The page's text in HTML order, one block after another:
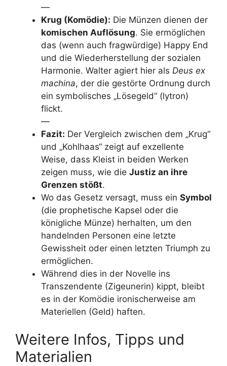
—
Krug (Komödie): Die Münzen dienen der
komischen Auflösung. Sie ermöglichen
das (wenn auch fragwürdige) Happy End
und die Wiederherstellung der sozialen
Harmonie. Walter agiert hier als Deus ex
machina, der die gestörte Ordnung durch
ein symbolisches „Lösegeld“ (lytron)
flickt.
—
Fazit: Der Vergleich zwischen dem „Krug“
und „Kohlhaas“ zeigt auf exzellente
Weise, dass Kleist in beiden Werken
zeigen muss, wie die Justiz an ihre
Grenzen stößt.
Wo das Gesetz versagt, muss ein Symbol
(die prophetische Kapsel oder die
königliche Münze) herhalten, um den
handelnden Personen eine letzte
Gewissheit oder einen letzten Triumph zu
ermöglichen.
Während dies in der Novelle ins
Transzendente (Zigeunerin) kippt, bleibt
es in der Komödie ironischerweise am
Materiellen (Geld) haften.
Weitere Infos, Tipps und
Materialien